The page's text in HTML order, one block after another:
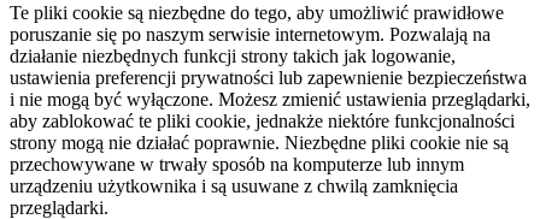
Te pliki cookie są niezbędne do tego, aby umożliwić prawidłowe
poruszanie się po naszym serwisie internetowym. Pozwalają na
działanie niezbędnych funkcji strony takich jak logowanie,
ustawienia preferencji prywatności lub zapewnienie bezpieczeństwa
i nie mogą być wyłączone. Możesz zmienić ustawienia przeglądarki,
aby zablokować te pliki cookie, jednakże niektóre funkcjonalności
strony mogą nie działać poprawnie. Niezbędne pliki cookie nie są
przechowywane w trwały sposób na komputerze lub innym
urządzeniu użytkownika i są usuwane z chwilą zamknięcia
przeglądarki.